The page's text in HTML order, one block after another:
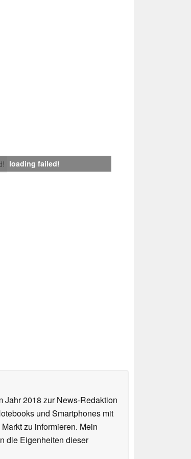
loading failed!
Jahr 2018 zur News-Redaktion
und Smartphones mit
zu informieren. Mein
die Eigenheiten dieser